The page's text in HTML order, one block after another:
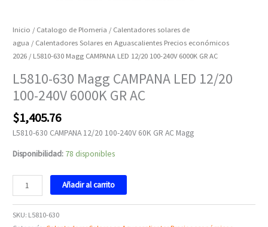
Inicio / Catalogo de Plomeria / Calentadores solares de
agua / Calentadores Solares en Aguascalientes Precios económicos
2026 / L5810-630 Magg CAMPANA LED 12/20 100-240V 6000K GR AC
L5810-630 Magg CAMPANA LED 12/20
100-240V 6000K GR AC
$1,405.76
L5810-630 CAMPANA 12/20 100-240V 60K GR AC Magg
Disponibilidad: 78 disponibles
Añadir al carrito
SKU: L5810-630